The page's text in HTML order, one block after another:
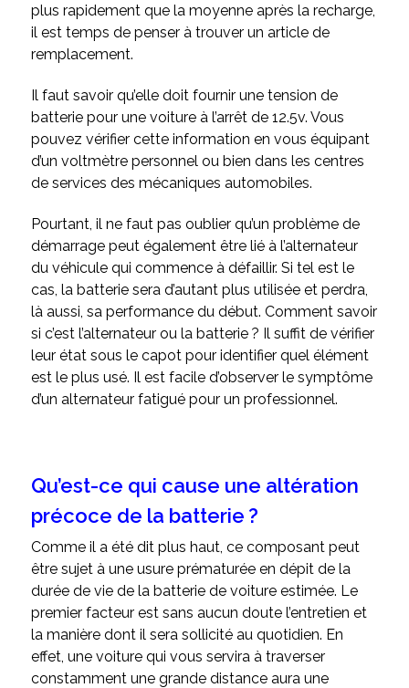
plus rapidement que la moyenne après la recharge,
il est temps de penser à trouver un article de
remplacement.
Il faut savoir qu’elle doit fournir une tension de
batterie pour une voiture à l’arrêt de 12.5v. Vous
pouvez vérifier cette information en vous équipant
d’un voltmètre personnel ou bien dans les centres
de services des mécaniques automobiles.
Pourtant, il ne faut pas oublier qu’un problème de
démarrage peut également être lié à l’alternateur
du véhicule qui commence à défaillir. Si tel est le
cas, la batterie sera d’autant plus utilisée et perdra,
là aussi, sa performance du début. Comment savoir
si c’est l’alternateur ou la batterie ? Il suffit de vérifier
leur état sous le capot pour identifier quel élément
est le plus usé. Il est facile d’observer le symptôme
d’un alternateur fatigué pour un professionnel.
Qu’est-ce qui cause une altération
précoce de la batterie ?
Comme il a été dit plus haut, ce composant peut
être sujet à une usure prématurée en dépit de la
durée de vie de la batterie de voiture estimée. Le
premier facteur est sans aucun doute l’entretien et
la manière dont il sera sollicité au quotidien. En
effet, une voiture qui vous servira à traverser
constamment une grande distance aura une